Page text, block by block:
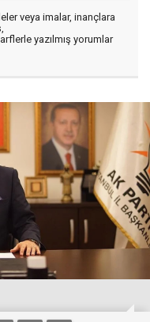
veya imalar, inançlara
yazılmış yorumlar